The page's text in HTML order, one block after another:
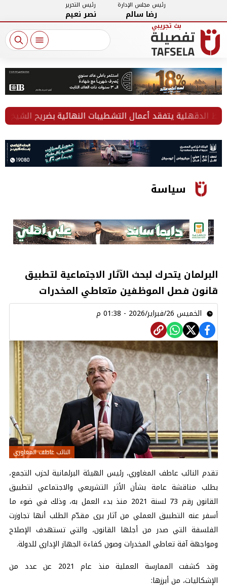
رئيس مجلس الإدارة
رضا سالم
رئيس التحرير
نصر نعيم
يتفقد أعمال التشطيبات النهائية بضريح الشيخ
سياسة
البرلمان يتحرك لبحث الآثار الاجتماعية لتطبيق
قانون فصل الموظفين متعاطي المخدرات
الخميس 26/فبراير/2026 - 01:38 م
النائب عاطف المغاوري
تقدم النائب عاطف المغاوري، رئيس الهيئة البرلمانية لحزب التجمع،
بطلب مناقشة عامة بشأن الأثر التشريعي والاجتماعي لتطبيق
القانون رقم 73 لسنة 2021 منذ بدء العمل به، وذلك في ضوء ما
أسفر عنه التطبيق العملي من آثار يرى مقدّم الطلب أنها تجاوزت
الفلسفة التي صدر من أجلها القانون، والتي تستهدف الإصلاح
ومواجهة آفة تعاطي المخدرات وصون كفاءة الجهاز الإداري للدولة.
وقد كشفت الممارسة العملية منذ عام 2021 عن عدد من
الإشكاليات، من أبرزها: